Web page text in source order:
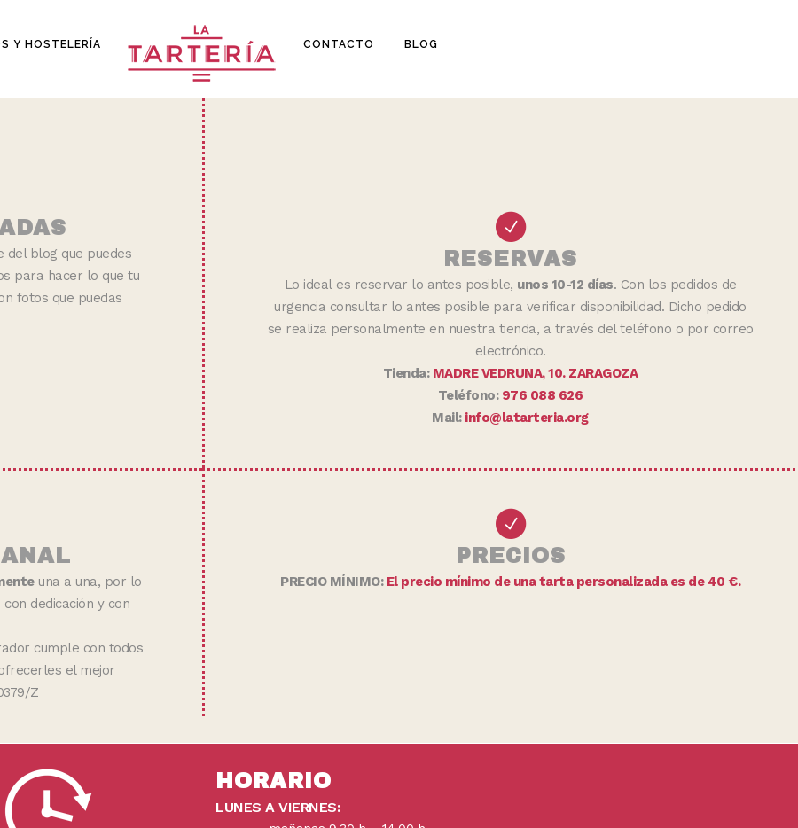
Y HOSTELERÍA CONTACTO BLOG
del blog que puedes
para hacer lo que tu
fotos que puedas
RESERVAS
Lo ideal es reservar lo antes posible, unos 10-12 días. Con los pedidos de
urgencia consultar lo antes posible para verificar disponibilidad. Dicho pedido
se realiza personalmente en nuestra tienda, a través del teléfono o por correo
electrónico.
Tienda: MADRE VEDRUNA, 10. ZARAGOZA
Teléfono: 976 088 626
Mail: info@latarteria.org
una a una, por lo
dedicación y con
cumple con todos
el mejor
Z
PRECIOS
PRECIO MÍNIMO: El precio mínimo de una tarta personalizada es de 40 €.
HORARIO
LUNES A VIERNES: